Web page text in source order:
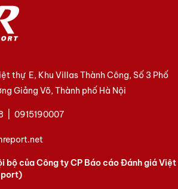
thự E, Khu Villas Thành Công, Số 3 Phố
Giảng Võ, Thành phố Hà Nội
| 0915190007
bộ của Công ty CP Báo cáo Đánh giá Việt